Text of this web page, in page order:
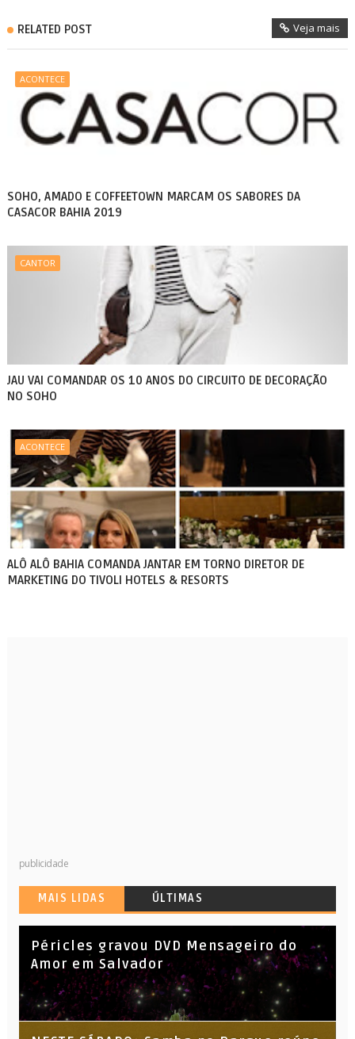
RELATED POST Veja mais
ACONTECE
SOHO, AMADO E COFFEETOWN MARCAM OS SABORES DA
CASACOR BAHIA 2019
CANTOR
JAU VAI COMANDAR OS 10 ANOS DO CIRCUITO DE DECORAÇÃO
NO SOHO
ACONTECE
ALÔ ALÔ BAHIA COMANDA JANTAR EM TORNO DIRETOR DE
publicidade
MAIS LIDAS ÚLTIMAS
Péricles gravou DVD Mensageiro do
Amor em Salvador